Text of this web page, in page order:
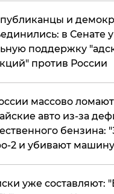
и
в Сенате
поддержку
против России
массово
авто из-за
бензина:
2 и убивают
уже составляют: